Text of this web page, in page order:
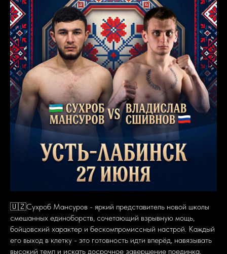
🇺🇿Сухроб Мансуров - яркий представитель новой школы
смешанных единоборств, сочетающий взрывную мощь,
бойцовский характер и бескомпромиссный настрой. Каждый
его выход в клетку - это готовность идти вперёд, навязывать
высокий темп и искать досрочное завершение поединка.